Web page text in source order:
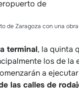
de Zaragoza con una obra
terminal, la quinta
los de la
a
las calles de